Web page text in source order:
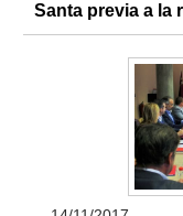
Santa previa a la